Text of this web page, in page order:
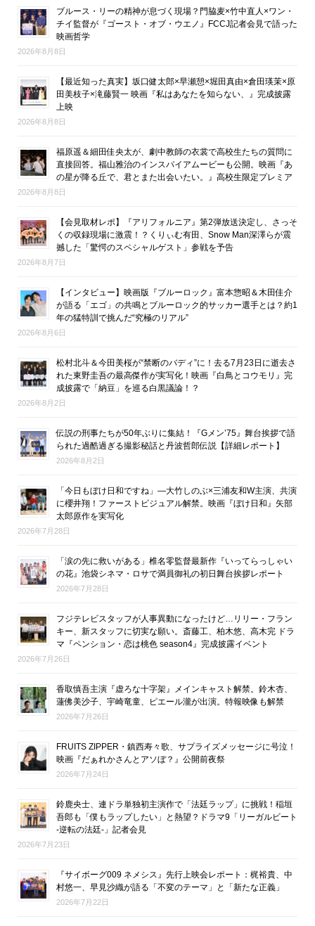
ブルース・リーの精神が息づく現場？門脇麦×竹中直人×ワン・
チイ監督が『ゴースト・オブ・ウエノ』FCCJ記者会見で語った
映画哲学
2026年8月8日
【最近知った真実】坂口健太郎×早瀬憩×堀田真由×倉田瑛茉×原
田美枝子×滝藤賢一 映画『私はあなたを知らない、』完成披露
上映
2026年8月8日
福原遥＆細田佳央太が、劇中教師の衣裳で高校生たちの質問に
直接回答。福山雅治のインスパイアムービーも公開。映画『あ
の星が降る丘で、君とまた出会いたい。』高校生限定プレミア
2026年8月8日
【会見取材レポ】『アリフォルニア』第2弾放送決定し、さっそ
くの収録現場に激震！？くりぃむ有田、Snow Man深澤らが震
撼した「驚愕のスペシャルゲスト」参戦を予告
2026年8月7日
【インタビュー】映画版『ブルーロック』富本惣昭＆木田佳介
が語る「エゴ」の共鳴とブルーロック的サッカー選手とは？約1
年の猛特訓で挑んだ“究極のリアル”
2026年8月6日
松村北斗＆今田美桜が“禁断のバディ”に！去る7月23日に逝去さ
れた東野圭吾の最高傑作が実写化！映画『白鳥とコウモリ』完
成披露で「納豆」を巡る白黒議論！？
2026年8月2日
伝説の刑事たちが50年ぶりに集結！『Gメン’75』舞台挨拶で語
られた過酷過ぎる撮影秘話と丹波哲郎伝説【詳細レポート】
2026年8月2日
「今日もぼけ日和ですね」―大竹しのぶ×三浦友和W主演、共演
に櫻井翔！ファーストビジュアル解禁。映画『ぼけ日和』矢部
太郎原作を実写化
2026年7月28日
「涙の先に救いがある」椎名零監督最新作『いってらっしゃい
の花』池袋シネマ・ロサで満員御礼の初日舞台挨拶レポート
2026年7月28日
フジテレビスタッフが人事異動になったけど…リリー・フラン
キー、新スタッフに切実な願い。斎藤工、柏木悠、高木完 ドラ
マ『ペンション・恋は桃色 season4』完成披露イベント
2026年7月26日
香取慎吾主演『虚ろな十字架』メインキャスト解禁。鈴木杏、
蓮佛美沙子、宇崎竜童、ピエール瀧が出演。特報映像も解禁
2026年7月26日
FRUITS ZIPPER・鎮西寿々歌、サプライズメッセージに号泣！
映画『だぁれかさんとアソぼ？』公開前夜祭
2026年7月24日
鈴鹿央士、連ドラ単独初主演作で「法廷ラップ」に挑戦！稲垣
吾郎も「僕もラップしたい」と熱望？ドラマ9「リーガルビート
-逆転の法廷-」記者会見
2026年7月23日
『サイボーグ009 ネメシス』先行上映会レポート：梶裕貴、中
村悠一、早見沙織が語る「不変のテーマ」と「新たな正義」
2026年7月22日